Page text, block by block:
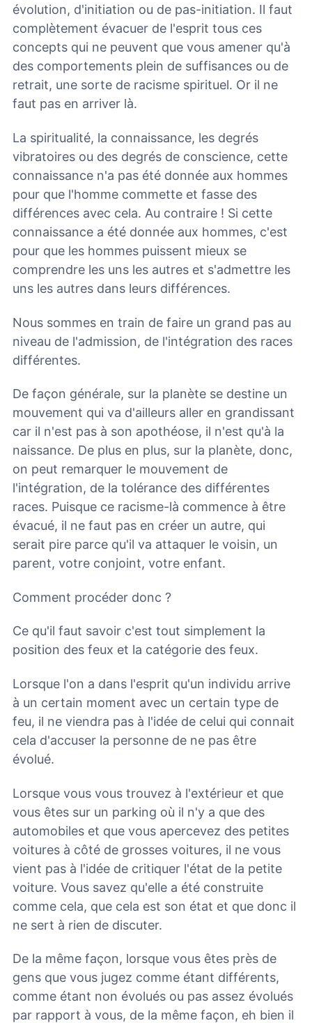
évolution, d'initiation ou de pas-initiation. Il faut
complètement évacuer de l'esprit tous ces
concepts qui ne peuvent que vous amener qu'à
des comportements plein de suffisances ou de
retrait, une sorte de racisme spirituel. Or il ne
faut pas en arriver là.
La spiritualité, la connaissance, les degrés
vibratoires ou des degrés de conscience, cette
connaissance n'a pas été donnée aux hommes
pour que l'homme commette et fasse des
différences avec cela. Au contraire ! Si cette
connaissance a été donnée aux hommes, c'est
pour que les hommes puissent mieux se
comprendre les uns les autres et s'admettre les
uns les autres dans leurs différences.
Nous sommes en train de faire un grand pas au
niveau de l'admission, de l'intégration des races
différentes.
De façon générale, sur la planète se destine un
mouvement qui va d'ailleurs aller en grandissant
car il n'est pas à son apothéose, il n'est qu'à la
naissance. De plus en plus, sur la planète, donc,
on peut remarquer le mouvement de
l'intégration, de la tolérance des différentes
races. Puisque ce racisme-là commence à être
évacué, il ne faut pas en créer un autre, qui
serait pire parce qu'il va attaquer le voisin, un
parent, votre conjoint, votre enfant.
Comment procéder donc ?
Ce qu'il faut savoir c'est tout simplement la
position des feux et la catégorie des feux.
Lorsque l'on a dans l'esprit qu'un individu arrive
à un certain moment avec un certain type de
feu, il ne viendra pas à l'idée de celui qui connait
cela d'accuser la personne de ne pas être
évolué.
Lorsque vous vous trouvez à l'extérieur et que
vous êtes sur un parking où il n'y a que des
automobiles et que vous apercevez des petites
voitures à côté de grosses voitures, il ne vous
vient pas à l'idée de critiquer l'état de la petite
voiture. Vous savez qu'elle a été construite
comme cela, que cela est son état et que donc il
ne sert à rien de discuter.
De la même façon, lorsque vous êtes près de
gens que vous jugez comme étant différents,
comme étant non évolués ou pas assez évolués
par rapport à vous, de la même façon, eh bien il